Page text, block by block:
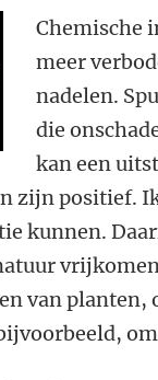
Chemische
meer
nadelen.
die
kan een
zijn positief.
kunnen.
van planten,